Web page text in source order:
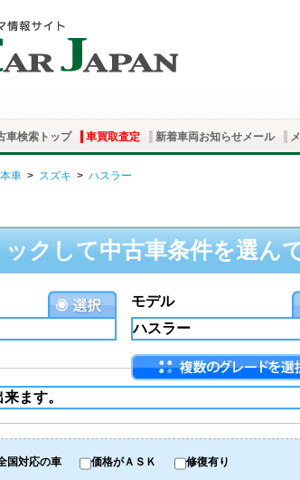
車検索トップ 車買取査定 新着車両お知らせメール
車 > スズキ > ハスラー
クして中古車条件を選ん
モデル
国対応の車 価格がＡＳＫ 修復有り